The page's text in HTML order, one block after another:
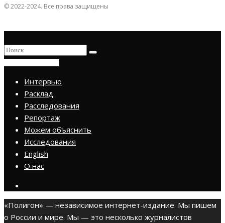
© 2022-2024. Все права защищены
Интервью
Расклад
Расследования
Репортаж
Можем объяснить
Исследования
English
О нас
«Полигон» — независимое интернет-издание. Мы пишем
о России и мире. Мы — это несколько журналистов